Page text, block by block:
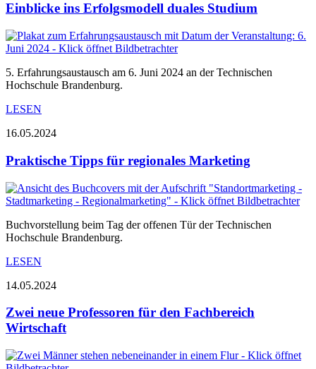
Einblicke ins Erfolgsmodell duales Studium
5. Erfahrungsaustausch am 6. Juni 2024 an der Technischen
Hochschule Brandenburg.
LESEN
16.05.2024
Praktische Tipps für regionales Marketing
Buchvorstellung beim Tag der offenen Tür der Technischen
Hochschule Brandenburg.
LESEN
14.05.2024
Zwei neue Professoren für den Fachbereich
Wirtschaft